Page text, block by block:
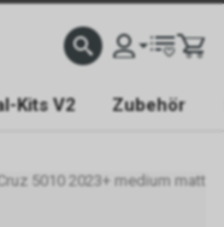
GRATIS VERSAND AB
Kits V2 Zubehör
5010 2023+ medium matt